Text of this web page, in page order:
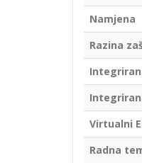
Namjena
Razina
Virtualni
Radna